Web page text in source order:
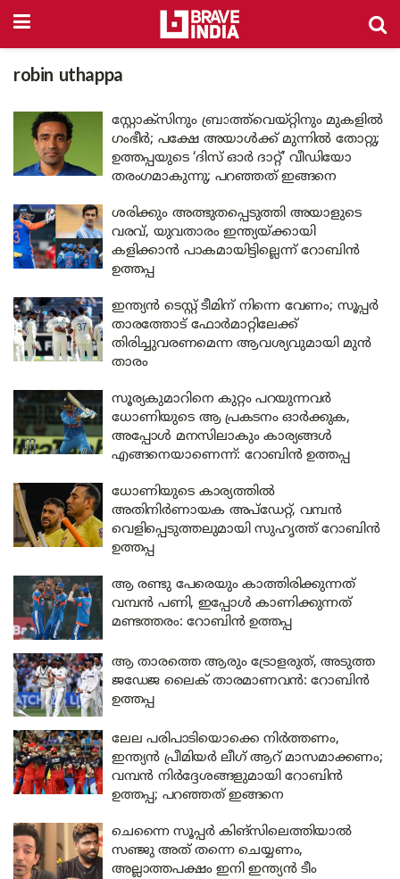
robin uthappa
സ്റ്റോക്‌സിനും ബ്രാത്ത്‌വെയ്റ്റിനും മുകളിൽ
ഗംഭീർ; പക്ഷേ അയാൾക്ക് മുന്നിൽ തോറ്റു;
ഉത്തപ്പയുടെ ‘ദിസ് ഓർ ദാറ്റ്’ വീഡിയോ
തരംഗമാകുന്നു; പറഞ്ഞത് ഇങ്ങനെ
ശരിക്കും അത്ഭുതപ്പെടുത്തി അയാളുടെ
വരവ്, യുവതാരം ഇന്ത്യയ്ക്കായി
കളിക്കാൻ പാകമായിട്ടില്ലെന്ന് റോബിൻ
ഉത്തപ്പ
ഇന്ത്യൻ ടെസ്റ്റ് ടീമിന് നിന്നെ വേണം; സൂപ്പർ
താരത്തോട് ഫോർമാറ്റിലേക്ക്
തിരിച്ചുവരണമെന്ന ആവശ്യവുമായി മുൻ
താരം
സൂര്യകുമാറിനെ കുറ്റം പറയുന്നവർ
ധോണിയുടെ ആ പ്രകടനം ഓർക്കുക,
അപ്പോൾ മനസിലാകും കാര്യങ്ങൾ
എങ്ങനെയാണെന്ന്: റോബിൻ ഉത്തപ്പ
ധോണിയുടെ കാര്യത്തിൽ
അതിനിർണായക അപ്ഡേറ്റ്, വമ്പൻ
വെളിപ്പെടുത്തലുമായി സുഹൃത്ത് റോബിൻ
ഉത്തപ്പ
ആ രണ്ടു പേരെയും കാത്തിരിക്കുന്നത്
വമ്പൻ പണി, ഇപ്പോൾ കാണിക്കുന്നത്
മണ്ടത്തരം: റോബിൻ ഉത്തപ്പ
ആ താരത്തെ ആരും ട്രോളരുത്, അടുത്ത
ജഡേജ ലൈക് താരമാണവൻ: റോബിൻ
ഉത്തപ്പ
ലേല പരിപാടിയൊക്കെ നിർത്തണം,
ഇന്ത്യൻ പ്രീമിയർ ലീഗ് ആറ് മാസമാക്കണം;
വമ്പൻ നിർദ്ദേശങ്ങളുമായി റോബിൻ
ഉത്തപ്പ; പറഞ്ഞത് ഇങ്ങനെ
ചെന്നൈ സൂപ്പർ കിങ്സിലെത്തിയാൽ
സഞ്ജു അത് തന്നെ ചെയ്യണം,
അല്ലാത്തപക്ഷം ഇനി ഇന്ത്യൻ ടീം